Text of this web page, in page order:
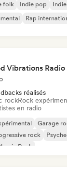
folk Indie pop
Rap
Vibrations Radio
réalisés
rockRock
en radio
Garage
rock
Rock